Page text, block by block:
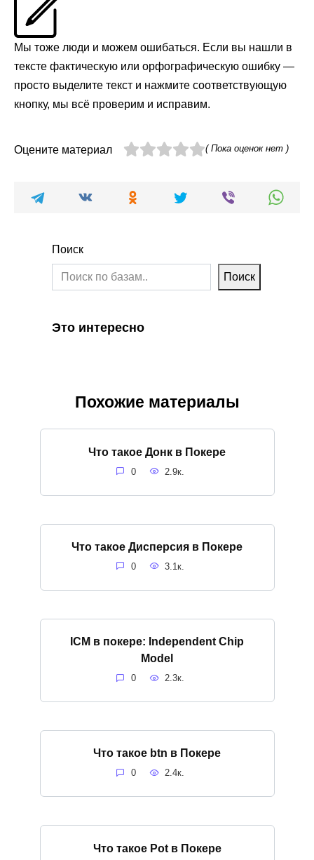
Мы тоже люди и можем ошибаться. Если вы нашли в
тексте фактическую или орфографическую ошибку —
просто выделите текст и нажмите соответствующую
кнопку, мы всё проверим и исправим.
Оцените материал ( Пока оценок нет )
Поиск
Поиск
Это интересно
Похожие материалы
Что такое Донк в Покере
0 2.9к.
Что такое Дисперсия в Покере
0 3.1к.
ICM в покере: Independent Chip
Model
0 2.3к.
Что такое btn в Покере
0 2.4к.
Что такое Pot в Покере